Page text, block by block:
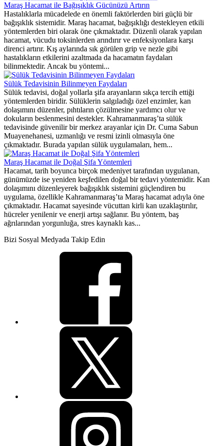
Maraş Hacamat ile Bağışıklık Gücünüzü Artırın
Hastalıklarla mücadelede en önemli faktörlerden biri güçlü bir
bağışıklık sistemidir. Maraş hacamat, bağışıklığı destekleyen etkili
yöntemlerden biri olarak öne çıkmaktadır. Düzenli olarak yapılan
hacamat, vücudu toksinlerden arındırır ve enfeksiyonlara karşı
direnci artırır. Kış aylarında sık görülen grip ve nezle gibi
hastalıkların etkilerini azaltmada da hacamatın faydaları
bilinmektedir. Ancak bu yöntemi...
Sülük Tedavisinin Bilinmeyen Faydaları
Sülük tedavisi, doğal yollarla şifa arayanların sıkça tercih ettiği
yöntemlerden biridir. Sülüklerin salgıladığı özel enzimler, kan
dolaşımını düzenler, pıhtıların çözülmesine yardımcı olur ve
dokuların beslenmesini destekler. Kahramanmaraş’ta sülük
tedavisinde güvenilir bir merkez arayanlar için Dr. Cuma Sabun
Muayenehanesi, uzmanlığı ve resmi izinli olmasıyla öne
çıkmaktadır. Burada yapılan sülük uygulamaları, hem...
Maraş Hacamat ile Doğal Şifa Yöntemleri
Hacamat, tarih boyunca birçok medeniyet tarafından uygulanan,
günümüzde ise yeniden keşfedilen doğal bir tedavi yöntemidir. Kan
dolaşımını düzenleyerek bağışıklık sistemini güçlendiren bu
uygulama, özellikle Kahramanmaraş’ta Maraş hacamat adıyla öne
çıkmaktadır. Hacamat sayesinde vücuttan kirli kan uzaklaştırılır,
hücreler yenilenir ve enerji artışı sağlanır. Bu yöntem, baş
ağrılarından yorgunluğa, stres kaynaklı kas...
Bizi Sosyal Medyada Takip Edin